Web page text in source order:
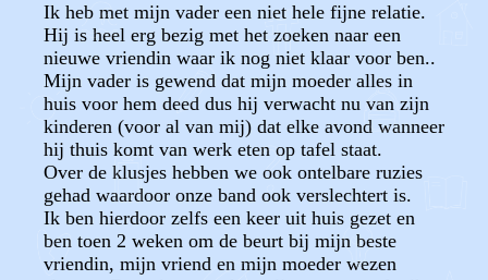
Ik heb met mijn vader een niet hele fijne relatie.
Hij is heel erg bezig met het zoeken naar een
nieuwe vriendin waar ik nog niet klaar voor ben..
Mijn vader is gewend dat mijn moeder alles in
huis voor hem deed dus hij verwacht nu van zijn
kinderen (voor al van mij) dat elke avond wanneer
hij thuis komt van werk eten op tafel staat.
Over de klusjes hebben we ook ontelbare ruzies
gehad waardoor onze band ook verslechtert is.
Ik ben hierdoor zelfs een keer uit huis gezet en
ben toen 2 weken om de beurt bij mijn beste
vriendin, mijn vriend en mijn moeder wezen